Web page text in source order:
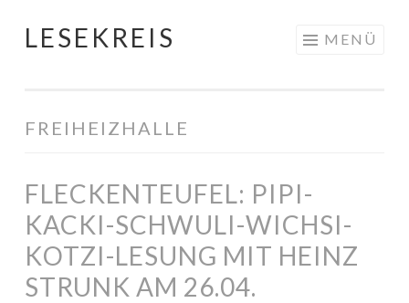
Springe
LESEKREIS MENÜ
FREIHEIZHALLE
FLECKENTEUFEL: PIPI-
KACKI-SCHWULI-WICHSI-
KOTZI-LESUNG MIT HEINZ
STRUNK AM 26.04.